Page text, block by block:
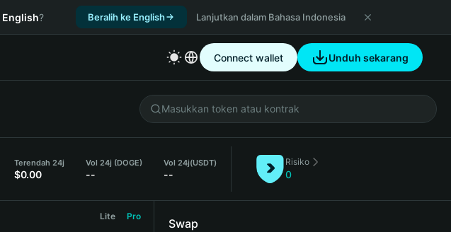
English? Beralih ke English Lanjutkan dalam Bahasa Indonesia
Connect wallet Unduh sekarang
Terendah 24j
$0.00
Vol 24j (DOGE)
--
Vol 24j(USDT)
--
Risiko
0
Lite Pro
Swap